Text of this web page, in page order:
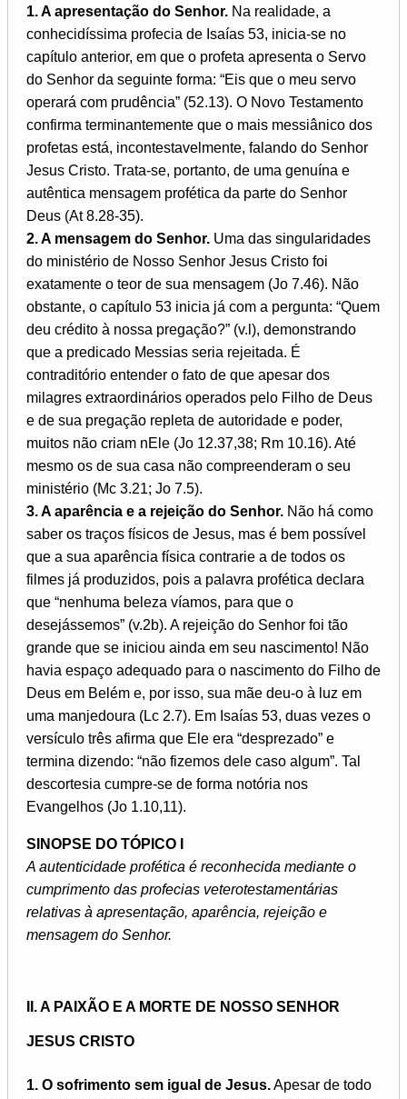
1. A apresentação do Senhor. Na realidade, a
conhecidíssima profecia de Isaías 53, inicia-se no
capítulo anterior, em que o profeta apresenta o Servo
do Senhor da seguinte forma: “Eis que o meu servo
operará com prudência” (52.13). O Novo Testamento
confirma terminantemente que o mais messiânico dos
profetas está, incontestavelmente, falando do Senhor
Jesus Cristo. Trata-se, portanto, de uma genuína e
autêntica mensagem profética da parte do Senhor
Deus (At 8.28-35).
2. A mensagem do Senhor. Uma das singularidades
do ministério de Nosso Senhor Jesus Cristo foi
exatamente o teor de sua mensagem (Jo 7.46). Não
obstante, o capítulo 53 inicia já com a pergunta: “Quem
deu crédito à nossa pregação?” (v.l), demonstrando
que a predicado Messias seria rejeitada. É
contraditório entender o fato de que apesar dos
milagres extraordinários operados pelo Filho de Deus
e de sua pregação repleta de autoridade e poder,
muitos não criam nEle (Jo 12.37,38; Rm 10.16). Até
mesmo os de sua casa não compreenderam o seu
ministério (Mc 3.21; Jo 7.5).
3. A aparência e a rejeição do Senhor. Não há como
saber os traços físicos de Jesus, mas é bem possível
que a sua aparência física contrarie a de todos os
filmes já produzidos, pois a palavra profética declara
que “nenhuma beleza víamos, para que o
desejássemos” (v.2b). A rejeição do Senhor foi tão
grande que se iniciou ainda em seu nascimento! Não
havia espaço adequado para o nascimento do Filho de
Deus em Belém e, por isso, sua mãe deu-o à luz em
uma manjedoura (Lc 2.7). Em Isaías 53, duas vezes o
versículo três afirma que Ele era “desprezado” e
termina dizendo: “não fizemos dele caso algum”. Tal
descortesia cumpre-se de forma notória nos
Evangelhos (Jo 1.10,11).
SINOPSE DO TÓPICO I
A autenticidade profética é reconhecida mediante o
cumprimento das profecias veterotestamentárias
relativas à apresentação, aparência, rejeição e
mensagem do Senhor.
II. A PAIXÃO E A MORTE DE NOSSO SENHOR
JESUS CRISTO
1. O sofrimento sem igual de Jesus.Apesar de todo